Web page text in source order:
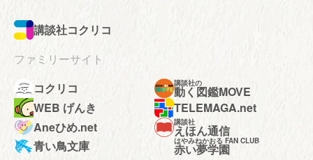
講談社コクリコ
ファミリーサイト
コクリコ
講談社の
動く図鑑MOVE
WEB げんき
TELEMAGA.net
Aneひめ.net
講談社
えほん通信
青い鳥文庫
はやみねかおる FAN CLUB
赤い夢学園